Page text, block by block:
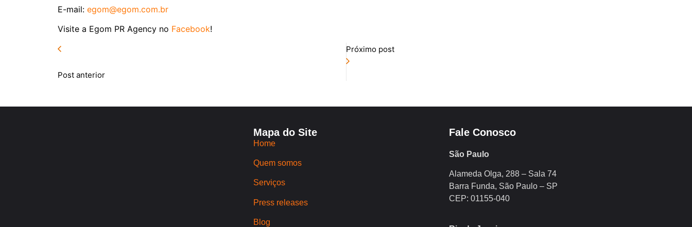
E-mail: egom@egom.com.br
Visite a Egom PR Agency no Facebook!
Post anterior
Próximo post
Mapa do Site
Home
Quem somos
Serviços
Press releases
Blog
Fale Conosco
São Paulo
Alameda Olga, 288 – Sala 74
Barra Funda, São Paulo – SP
CEP: 01155-040